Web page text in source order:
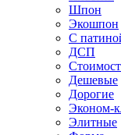
Шпон
Экошпон
С
ДСП
Дешевые
Дорогие
Эконом-
Элитные